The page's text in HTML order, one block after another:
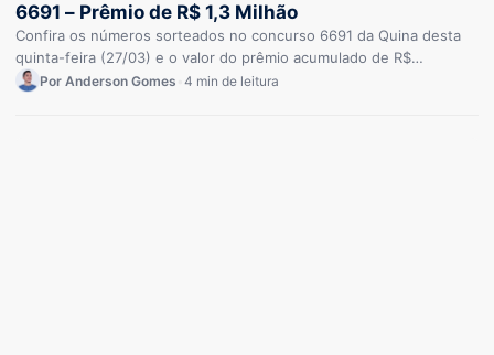
6691 – Prêmio de R$ 1,3 Milhão
Confira os números sorteados no concurso 6691 da Quina desta
quinta-feira (27/03) e o valor do prêmio acumulado de R$…
Por Anderson Gomes 4 min de leitura